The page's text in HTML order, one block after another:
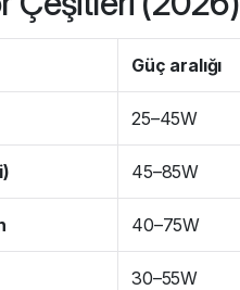
Güç aralığı
25–45W
45–85W
40–75W
30–55W